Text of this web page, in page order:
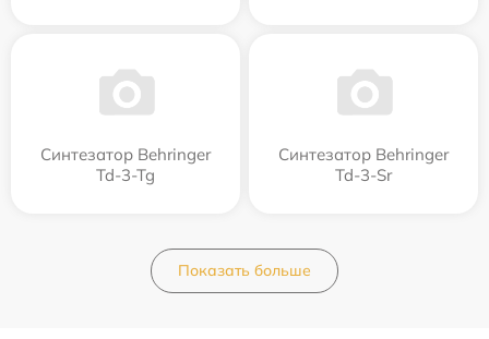
Синтезатор Behringer
Td-3-Tg
Синтезатор Behringer
Td-3-Sr
Показать больше